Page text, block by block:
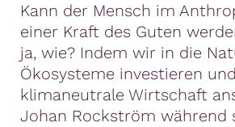
Kann der Mensch im
einer Kraft des Guten
ja, wie? Indem wir in die
Ökosysteme investieren
klimaneutrale Wirtschaft
Johan Rockström während